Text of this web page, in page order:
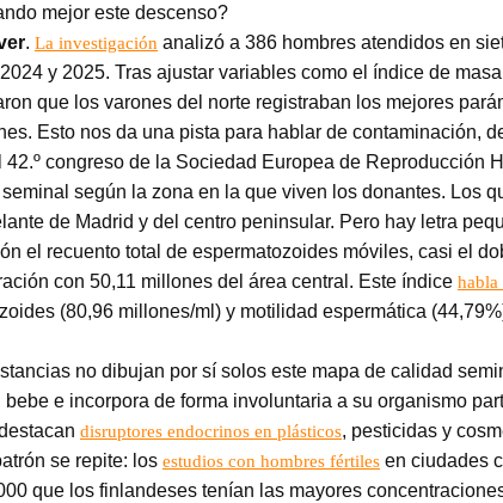
mejor este descenso?
. La investigación analizó a 386 hombres atendidos en
y 2025. Tras ajustar variables como el índice de
que los varones del norte registraban los mejores
Esto nos da una pista para hablar de contaminación,
congreso de la Sociedad Europea de Reproducción
según la zona en la que viven los donantes. Los
de Madrid y del centro peninsular. Pero hay letra
el recuento total de espermatozoides móviles, casi el
con 50,11 millones del área central. Este índice habla
(80,96 millones/ml) y motilidad espermática
no dibujan por sí solos este mapa de calidad
e incorpora de forma involuntaria a su organismo
disruptores endocrinos en plásticos, pesticidas y
se repite: los estudios con hombres fértiles en ciudades
que los finlandeses tenían las mayores